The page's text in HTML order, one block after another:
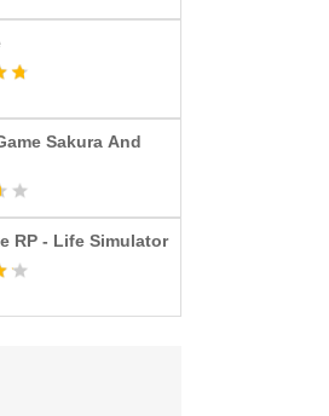
Sakura And
RP - Life Simulator